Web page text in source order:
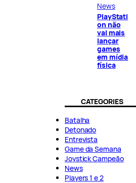
News
PlayStati
on não
vai mais
lançar
games
em mídia
física
CATEGORIES
Batalha
Detonado
Entrevista
Game da Semana
Joystick Campeão
News
Players 1 e 2